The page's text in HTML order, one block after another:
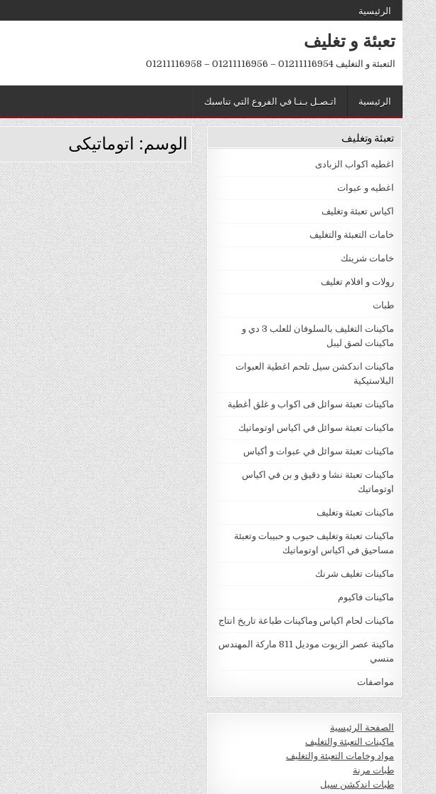
Skip
to
content
الرئيسية
تعبئة و تغليف
التعبئة و التغليف 01211116954 – 01211116956 – 01211116958
الرئيسية اتـصـل بـنـا في الفروع التي تناسبك
الوسم: اتوماتيكى تعبئة وتغليف
اغطيه اكواب الزبادى
اغطيه و عبوات
اكياس تعبئة وتغليف
خامات التعبئة والتغليف
خامات شرينك
رولات و افلام تغليف
طبات
ماكينات التغليف بالسلوفان للعلب 3 دي و
ماكينات لصق ليبل
ماكينات اندكشن سيل تلحم اغطية العبوات
البلاستيكية
ماكينات تعبئة سوائل فى اكواب و غلق أغطية
ماكينات تعبئة سوائل في اكياس اوتوماتيك
ماكينات تعبئة سوائل في عبوات و أكياس
ماكينات تعبئة نشا و دقيق و بن في اكياس
اوتوماتيك
ماكينات تعبئة وتغليف
ماكينات تعبئة وتغليف حبوب و حبيبات وتعبئة
مساحيق في اكياس اوتوماتيك
ماكينات تغليف شرنك
ماكينات فاكيوم
ماكينات لحام اكياس وماكينات طباعة تاريخ انتاج
ماكينة عصر الزيوت موديل 811 ماركة المهندس
منسي
مواصفات
الصفحة الرئيسية
ماكينات التعبئة والتغليف
مواد وخامات التعبئة والتغليف
طبات مرنة
طبات اندكشن سيل